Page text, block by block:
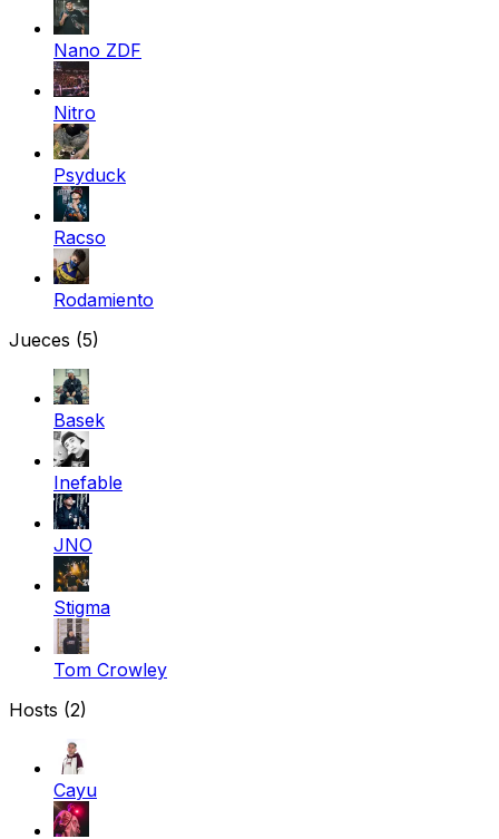
Nano ZDF
Nitro
Psyduck
Racso
Rodamiento
Jueces (5)
Basek
Inefable
JNO
Stigma
Tom Crowley
Hosts (2)
Cayu